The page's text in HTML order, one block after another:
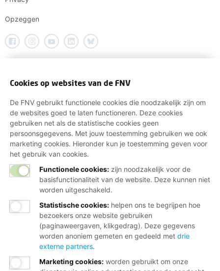
Opzeggen
Cookies op websites van de FNV
De FNV gebruikt functionele cookies die noodzakelijk zijn om
de websites goed te laten functioneren. Deze cookies
gebruiken net als de statistische cookies geen
persoonsgegevens. Met jouw toestemming gebruiken we ook
marketing cookies. Hieronder kun je toestemming geven voor
het gebruik van cookies.
Functionele cookies: zijn noodzakelijk voor de
basisfunctionaliteit van de website. Deze kunnen niet
worden uitgeschakeld.
Statistische cookies: helpen ons te begrijpen hoe
bezoekers onze website gebruiken
(paginaweergaven, klikgedrag). Deze gegevens
worden anoniem gemeten en gedeeld met drie
externe partners.
Marketing cookies: worden gebruikt om onze